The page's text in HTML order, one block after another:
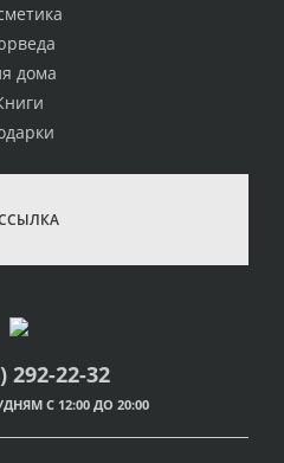
дома
292-22-32
С 12:00 ДО 20:00